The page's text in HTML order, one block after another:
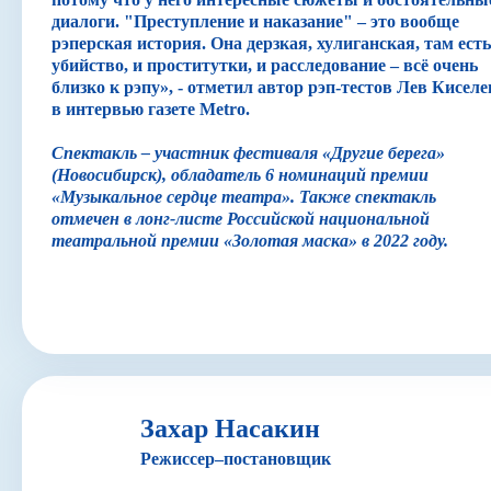
диалоги. "Преступление и наказание" – это вообще
рэперская история. Она дерзкая, хулиганская, там
убийство, и проститутки, и расследование – всё очень
близко к рэпу», - отметил автор рэп-тестов Лев
в интервью газете Metro.
Спектакль – участник фестиваля «Другие берега»
(Новосибирск), обладатель 6 номинаций премии
«Музыкальное сердце театра». Также спектакль
отмечен в лонг-листе Российской национальной
театральной премии «Золотая маска» в 2022 году.
Захар Насакин
Режиссер–постановщик